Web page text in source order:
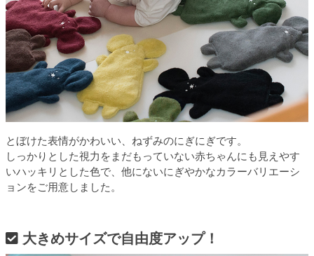
とぼけた表情がかわいい、ねずみのにぎにぎです。
しっかりとした視力をまだもっていない赤ちゃんにも見えやす
いハッキリとした色で、他にないにぎやかなカラーバリエーシ
ョンをご用意しました。
大きめサイズで自由度アップ！